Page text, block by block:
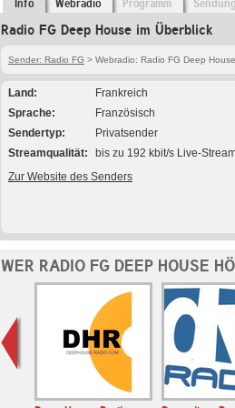
Info Webradio Programm
Radio FG Deep House im Überblick
Sender: Radio FG > Webradio: Radio FG Deep House
Land
Frankreich
Sprache
Französisch
Sendertyp
Privatsender
Streamqualität
bis zu 192 kbit/s Live-
Zur Website des Senders
WER RADIO FG DEEP HOUSE